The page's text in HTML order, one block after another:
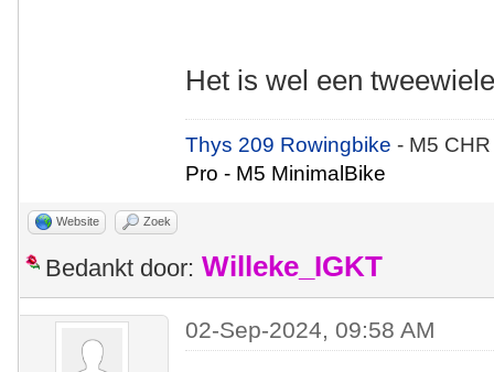
Het is wel een
Thys 209 Rowingbike- M5
Pro - M5 MinimalBike
Website Zoek
Bedankt door: Willeke_IGKT
02-Sep-2024, 09:58 AM